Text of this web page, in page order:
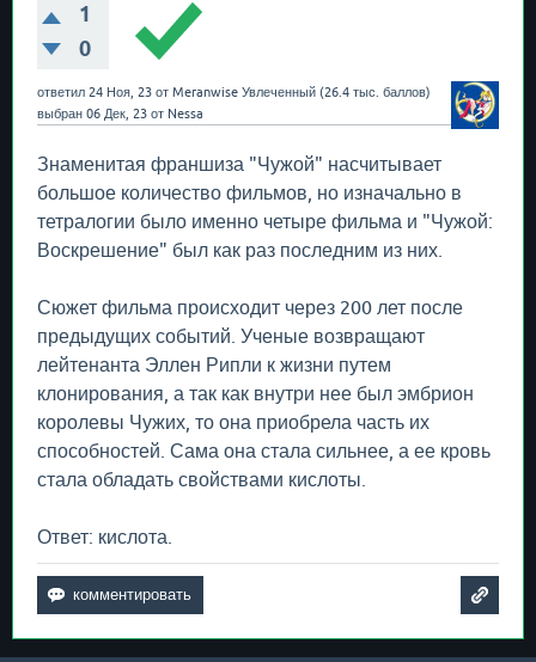
1
0
ответил 24 Ноя, 23 от Meranwise Увлеченный (26.4 тыс. баллов)
выбран 06 Дек, 23 от Nessa
Знаменитая франшиза "Чужой" насчитывает
большое количество фильмов, но изначально в
тетралогии было именно четыре фильма и "Чужой:
Воскрешение" был как раз последним из них.
Сюжет фильма происходит через 200 лет после
предыдущих событий. Ученые возвращают
лейтенанта Эллен Рипли к жизни путем
клонирования, а так как внутри нее был эмбрион
королевы Чужих, то она приобрела часть их
способностей. Сама она стала сильнее, а ее кровь
стала обладать свойствами кислоты.
Ответ: кислота.